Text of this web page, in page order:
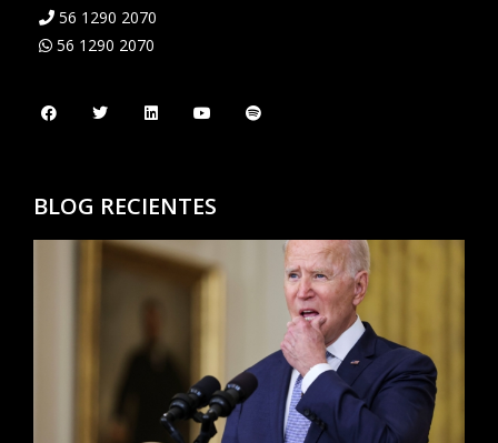
56 1290 2070
56 1290 2070
BLOG RECIENTES